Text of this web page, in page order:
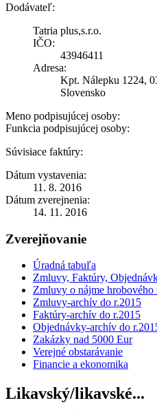
Dodávateľ:
Tatria plus,s.r.o.
IČO:
43946411
Adresa:
Kpt. Nálepku 1224,
Slovensko
Meno podpisujúcej osoby:
Funkcia podpisujúcej osoby:
Súvisiace faktúry:
Dátum vystavenia:
11. 8. 2016
Dátum zverejnenia:
14. 11. 2016
Zverejňovanie
Úradná tabuľa
Zmluvy, Faktúry,
Zmluvy o nájme hrobového
Zmluvy-archív do r.2015
Faktúry-archív do r.2015
Objednávky-archív do
Zakázky nad 5000 Eur
Verejné obstarávanie
Financie a ekonomika
Likavský/likavské...